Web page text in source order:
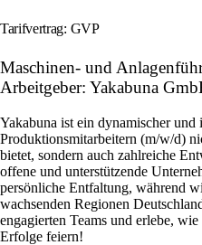
Tarifvertrag: GVP
Maschinen- und
Arbeitgeber: Yakabuna
Yakabuna ist ein dynamischer
Produktionsmitarbeitern (m/w/d)
bietet, sondern auch zahlreiche
offene und unterstützende
persönliche Entfaltung, während
wachsenden Regionen
engagierten Teams und erlebe,
Erfolge feiern!